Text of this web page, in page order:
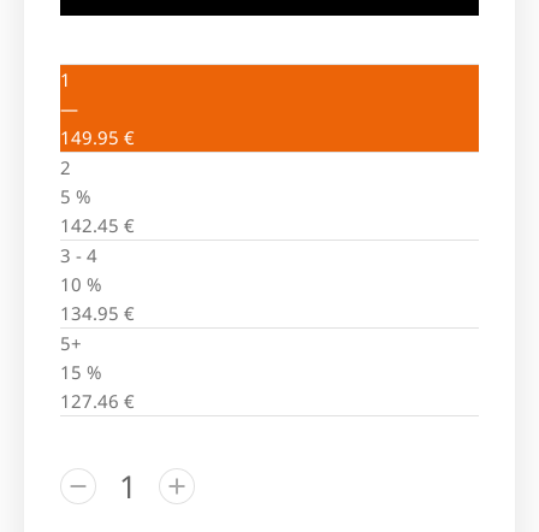
1
—
149.95 €
2
5 %
142.45 €
3 - 4
10 %
134.95 €
5+
15 %
127.46 €